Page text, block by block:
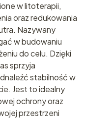
w litoterapii,
oraz redukowania
Nazywany
w budowaniu
do celu. Dzięki
sprzyja
stabilność w
Jest to idealny
ochrony oraz
przestrzeni